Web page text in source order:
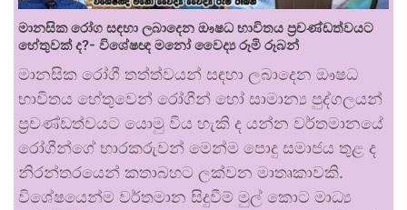
මානසික රෝග සඳහා ලබාදෙන ඖෂධ භාවිතය ප්‍රචණ්ඩත්වයට
හේතුවක් ද?- විශේෂඥ මනෝ වෛද්‍ය රූමි රූබන්
මානසික රෝගී තත්ත්වයන් සඳහා ලබාදෙන ඖෂධ
භාවිතය හේතුවෙන් රෝගීන් හෝ සාමාන්‍ය පුද්ගලයන්
ප්‍රචණ්ඩත්වයට යොමු විය හැකි ද යන්න වර්තමානයේ
රෝගීන්ගේ භාරකරුවන් මෙන්ම පොදු සමාජය තුළ ද
නිරන්තරයෙන් කතාබහට ලක්වන මාතෘකාවකි.
විශේෂයෙන්ම වර්තමාන සිදුවීම් මුල් කොට මාධ්‍ය